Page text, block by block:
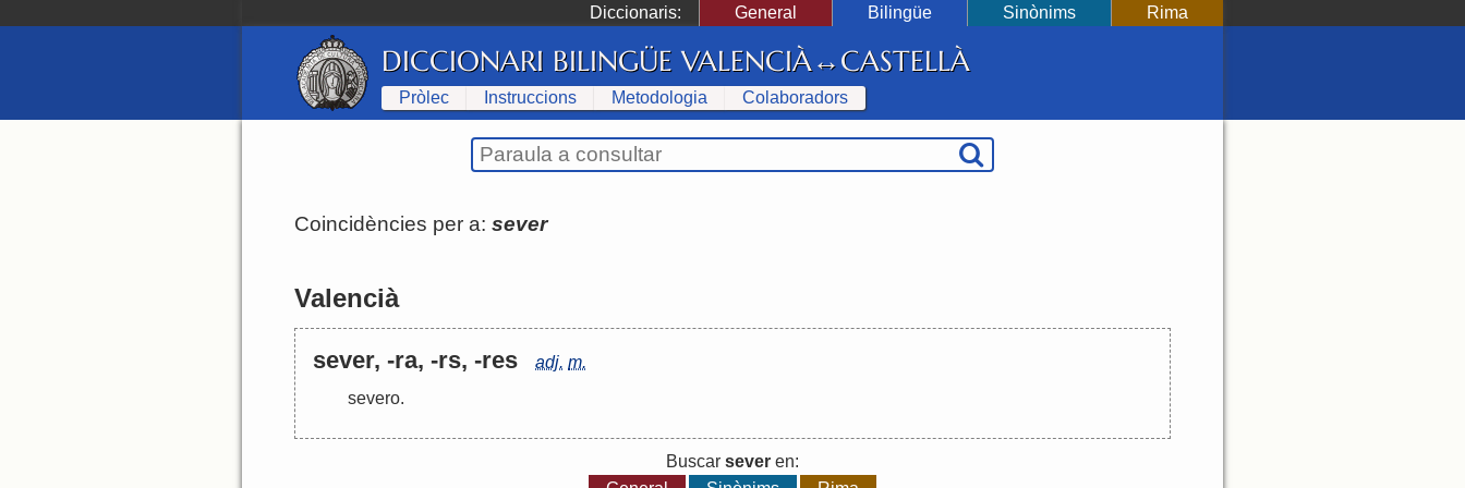
Diccionaris: General Bilingüe Sinònims Rima
DICCIONARI BILINGÜE VALENCIÀ↔CASTELLÀ
Pròlec Instruccions Metodologia Colaboradors
Coincidències per a: sever
Valencià
sever, -ra, -rs, -res adj. m.
severo.
Buscar sever en: